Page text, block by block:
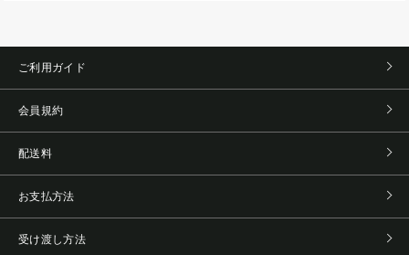
ご利用ガイド
会員規約
配送料
お支払方法
受け渡し方法